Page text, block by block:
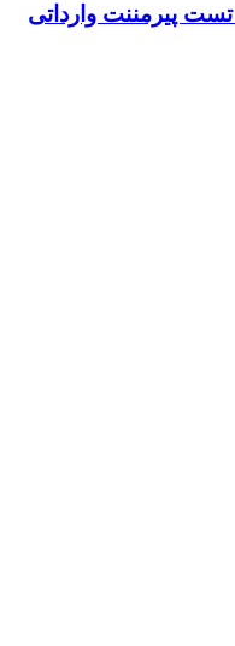
کابل شبکه لگراند CAT6 SFTP تست پیرمننت وارداتی